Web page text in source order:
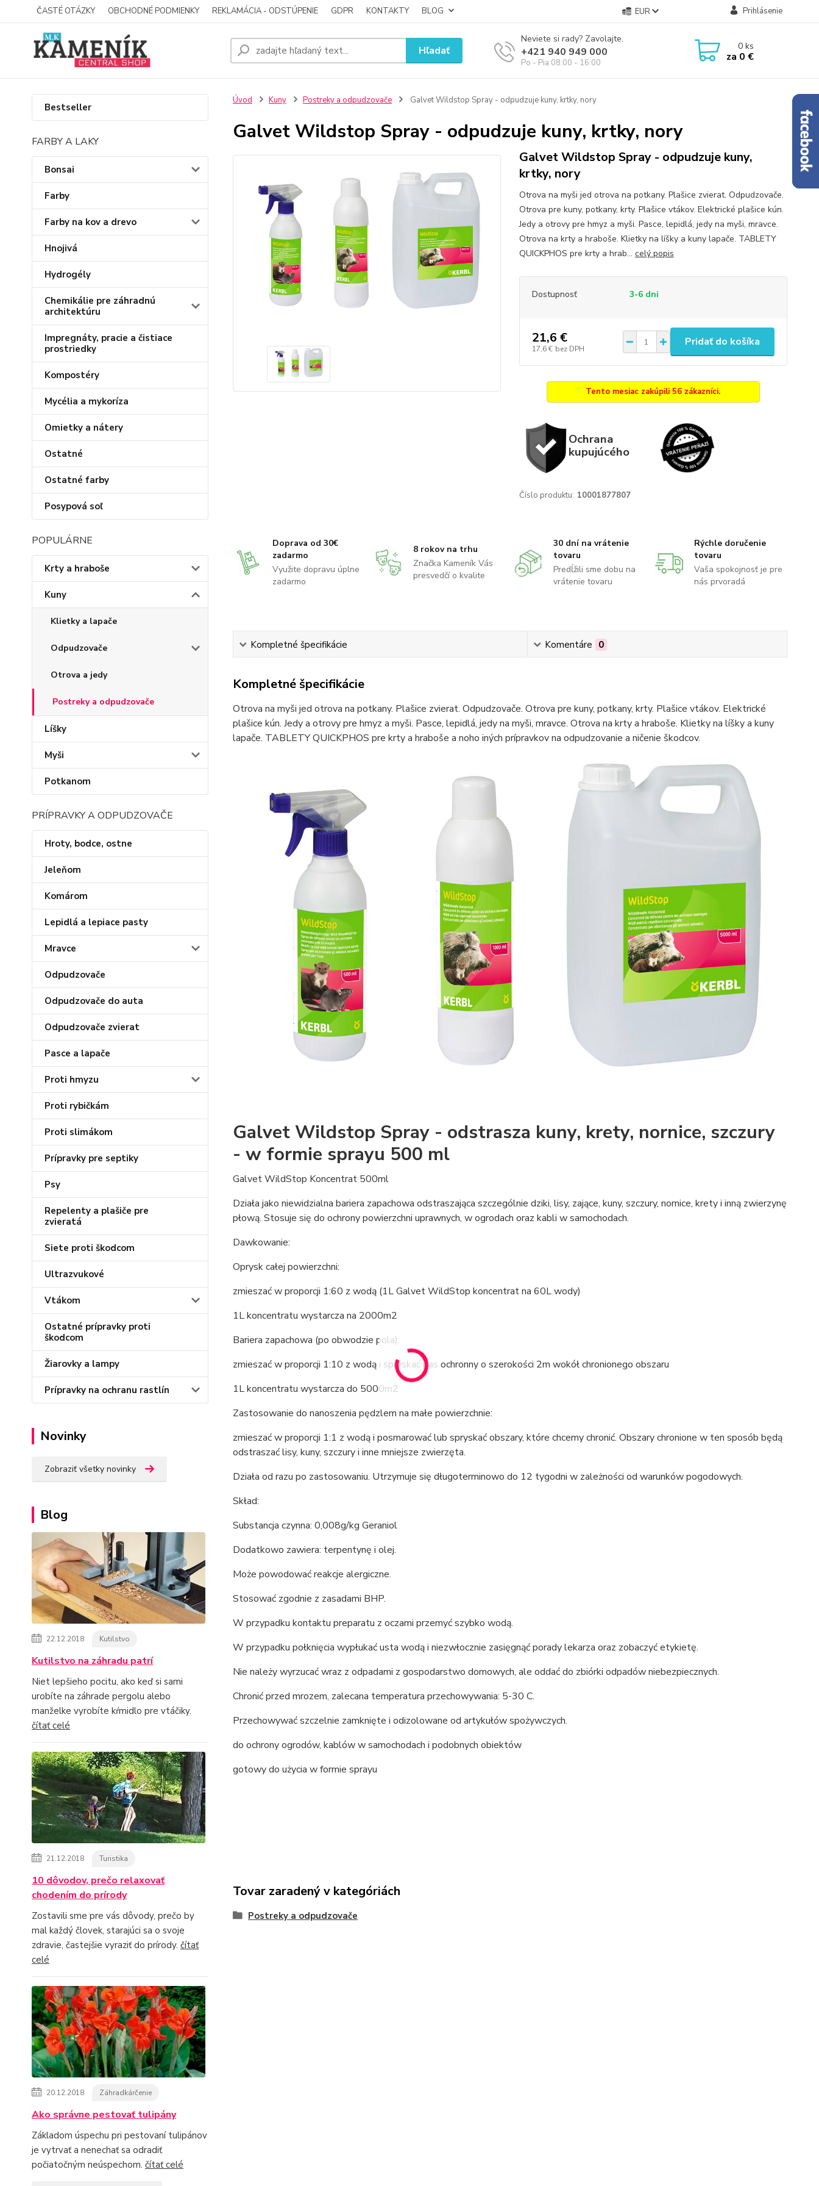
ČASTÉ OTÁZKY OBCHODNÉ PODMIENKY REKLAMÁCIA - ODSTÚPENIE GDPR KONTAKTY BLOG EUR Prihlásenie
Hľadať
Neviete si rady? Zavolajte.
+421 940 949 000
Po - Pia 08:00 - 16:00
0ks
za 0 €
Bestseller
FARBY A LAKY
Bonsai
Farby
Farby na kov a drevo
Hnojivá
Hydrogély
Chemikálie pre záhradnú
architektúru
Impregnáty, pracie a čistiace
prostriedky
Kompostéry
Mycélia a mykoríza
Omietky a nátery
Ostatné
Ostatné farby
Posypová soľ
POPULÁRNE
Krty a hraboše
Kuny
Klietky a lapače
Odpudzovače
Otrova a jedy
Postreky a odpudzovače
Líšky
Myši
Potkanom
PRÍPRAVKY A ODPUDZOVAČE
Hroty, bodce, ostne
Jeleňom
Komárom
Lepidlá a lepiace pasty
Mravce
Odpudzovače
Odpudzovače do auta
Odpudzovače zvierat
Pasce a lapače
Proti hmyzu
Proti rybičkám
Proti slimákom
Prípravky pre septiky
Psy
Repelenty a plašiče pre
zvieratá
Siete proti škodcom
Ultrazvukové
Vtákom
Ostatné prípravky proti
škodcom
Žiarovky a lampy
Prípravky na ochranu rastlín
Novinky
Zobraziť všetky novinky
Blog
22.12.2018 Kutilstvo
Kutilstvo na záhradu patrí
Niet lepšieho pocitu, ako keď si sami
urobíte na záhrade pergolu alebo
manželke vyrobíte kŕmidlo pre vtáčiky.
čítať celé
21.12.2018 Turistika
10 dôvodov, prečo relaxovať
chodením do prírody
Zostavili sme pre vás dôvody, prečo by
mal každý človek, starajúci sa o svoje
zdravie, častejšie vyraziť do prírody. čítať
celé
20.12.2018 Záhradkárčenie
Ako správne pestovať tulipány
Základom úspechu pri pestovaní tulipánov
je vytrvať a nenechať sa odradiť
počiatočným neúspechom. čítať celé
Úvod Kuny Postreky a odpudzovače Galvet Wildstop Spray - odpudzuje kuny, krtky, nory
Galvet Wildstop Spray - odpudzuje kuny, krtky, nory
Galvet Wildstop Spray - odpudzuje kuny,
krtky, nory
Otrova na myši jed otrova na potkany. Plašice zvierat. Odpudzovače.
Otrova pre kuny, potkany, krty. Plašice vtákov. Elektrické plašice kún.
Jedy a otrovy pre hmyz a myši. Pasce, lepidlá, jedy na myši, mravce.
Otrova na krty a hraboše. Klietky na líšky a kuny lapače. TABLETY
QUICKPHOS pre krty a hrab... celý popis
Dostupnosť 3-6 dni
21,6 €
17,6 € bez DPH
Pridať do košíka
Tento mesiac zakúpili 56 zákazníci.
Ochrana
kupujúcého
Číslo produktu: 10001877807
Doprava od 30€
zadarmo
Využite dopravu úplne
zadarmo
8 rokov na trhu
Značka Kameník Vás
presvedčí o kvalite
30 dní na vrátenie
tovaru
Predĺžili sme dobu na
vrátenie tovaru
Rýchle doručenie
tovaru
Vaša spokojnosť je pre
nás prvoradá
Kompletné špecifikácie Komentáre 0
Kompletné špecifikácie
Otrova na myši jed otrova na potkany. Plašice zvierat. Odpudzovače. Otrova pre kuny, potkany, krty. Plašice vtákov. Elektrické
plašice kún. Jedy a otrovy pre hmyz a myši. Pasce, lepidlá, jedy na myši, mravce. Otrova na krty a hraboše. Klietky na líšky a kuny
lapače. TABLETY QUICKPHOS pre krty a hraboše a noho iných prípravkov na odpudzovanie a ničenie škodcov.
Galvet Wildstop Spray - odstrasza kuny, krety, nornice, szczury
- w formie sprayu 500 ml
Galvet WildStop Koncentrat 500ml
Działa jako niewidzialna bariera zapachowa odstraszająca szczególnie dziki, lisy, zające, kuny, szczury, nornice, krety i inną zwierzynę
płową. Stosuje się do ochrony powierzchni uprawnych, w ogrodach oraz kabli w samochodach.
Dawkowanie:
Oprysk całej powierzchni:
zmieszać w proporcji 1:60 z wodą (1L Galvet WildStop koncentrat na 60L wody)
1L koncentratu wystarcza na 2000m2
Bariera zapachowa (po obwodzie pola):
zmieszać w proporcji 1:10 z wodą i spryskać pas ochronny o szerokości 2m wokół chronionego obszaru
1L koncentratu wystarcza do 5000m2
Zastosowanie do nanoszenia pędzlem na małe powierzchnie:
zmieszać w proporcji 1:1 z wodą i posmarować lub spryskać obszary, które chcemy chronić. Obszary chronione w ten sposób będą
odstraszać lisy, kuny, szczury i inne mniejsze zwierzęta.
Działa od razu po zastosowaniu. Utrzymuje się długoterminowo do 12 tygodni w zależności od warunków pogodowych.
Skład:
Substancja czynna: 0,008g/kg Geraniol
Dodatkowo zawiera: terpentynę i olej.
Może powodować reakcje alergiczne.
Stosować zgodnie z zasadami BHP.
W przypadku kontaktu preparatu z oczami przemyć szybko wodą.
W przypadku połknięcia wypłukać usta wodą i niezwłocznie zasięgnąć porady lekarza oraz zobaczyć etykietę.
Nie należy wyrzucać wraz z odpadami z gospodarstwo domowych, ale oddać do zbiórki odpadów niebezpiecznych.
Chronić przed mrozem, zalecana temperatura przechowywania: 5-30 C.
Przechowywać szczelnie zamknięte i odizolowane od artykułów spożywczych.
do ochrony ogrodów, kablów w samochodach i podobnych obiektów
gotowy do użycia w formie sprayu
Tovar zaradený v kategóriách
Postreky a odpudzovače